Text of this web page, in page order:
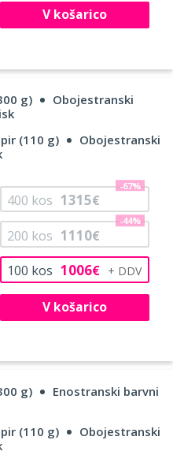
V košarico
g)
Obojestranski
(110 g)
Obojestranski
100 kos 1006€
200 kos 1110€
-44%
400 kos 1315€
-67%
V košarico
g)
Enostranski barvni
(110 g)
Obojestranski